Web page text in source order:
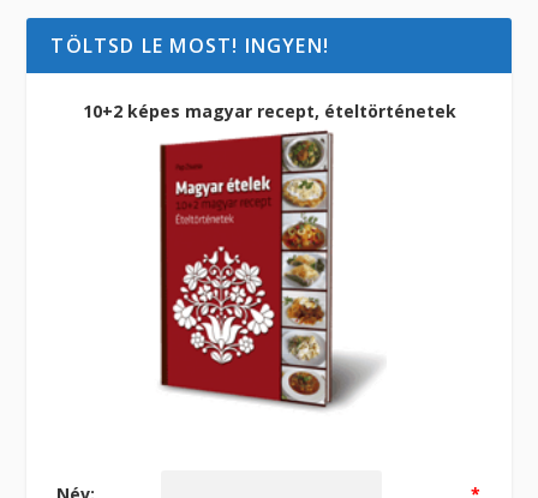
TÖLTSD LE MOST! INGYEN!
10+2 képes magyar recept, ételtörténetek